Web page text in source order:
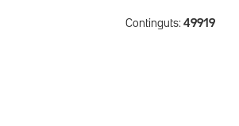
Continguts: 49919